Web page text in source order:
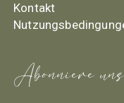
Kontakt
Abonniere